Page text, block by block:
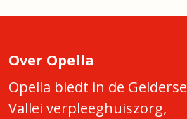
Over Opella
Opella biedt in de Gelderse
Vallei verpleeghuiszorg,